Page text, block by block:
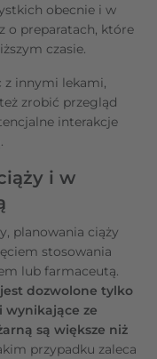
obecnie i w
o preparatach, które
czasie.
z innymi lekami,
zrobić przegląd
interakcje
i w
planowania ciąży
stosowania
lub farmaceutą.
dozwolone tylko
wynikające ze
są większe niż
przypadku zaleca